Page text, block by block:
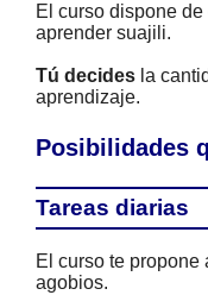
El curso dispone de
aprender suajili.
Tú decidesla
aprendizaje.
Posibilidades
Tareas diarias
El curso te
agobios.